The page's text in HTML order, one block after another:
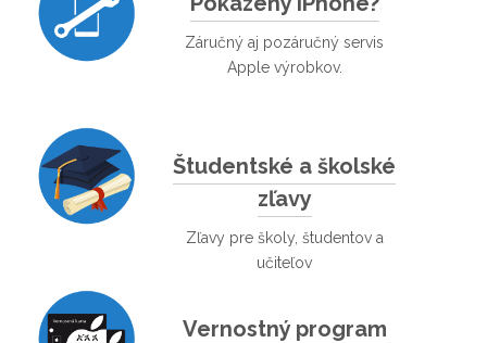
Záručný aj pozáručný servis
Apple výrobkov.
Študentské a školské
zľavy
Zľavy pre školy, študentov a
učiteľov
Vernostný program